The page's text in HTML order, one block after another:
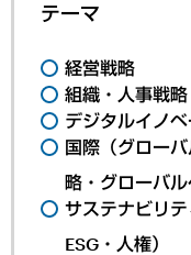
テーマ
経営戦略
組織・人事戦略
デジタルイノ
国際（グロー
略・グローバル
サステナビリ
ESG・人権）